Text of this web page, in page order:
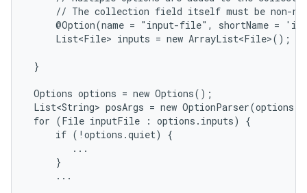
// The collection field itself must be non-
@Option(name = "input-file", shortName =
     List<File> inputs = new ArrayList<File>();
}
Options options = new Options();
List<String> posArgs = new
for (File inputFile : options.inputs) {
     if (!options.quiet) {
        ...
     }
     ...